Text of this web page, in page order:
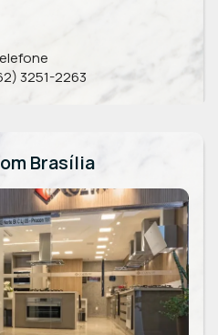
3251-2263
Brasília